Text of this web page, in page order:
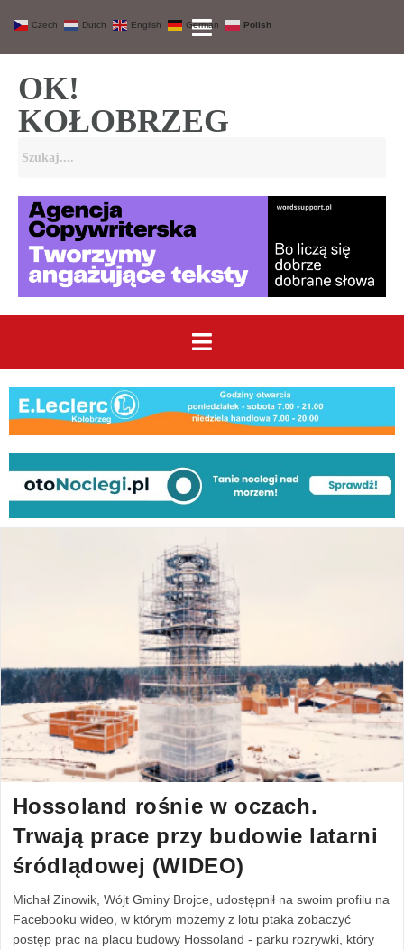
OK!
KOŁOBRZEG
Hossoland rośnie w oczach.
Trwają prace przy budowie latarni
śródlądowej (WIDEO)
Michał Zinowik, Wójt Gminy Brojce, udostępnił na swoim profilu na
Facebooku wideo, w którym możemy z lotu ptaka zobaczyć
postęp prac na placu budowy Hossoland - parku rozrywki, który
Czech Dutch English German Polish